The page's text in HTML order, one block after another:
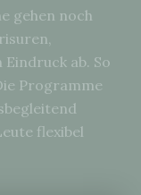
gehen noch
ab. So
Programme
flexibel